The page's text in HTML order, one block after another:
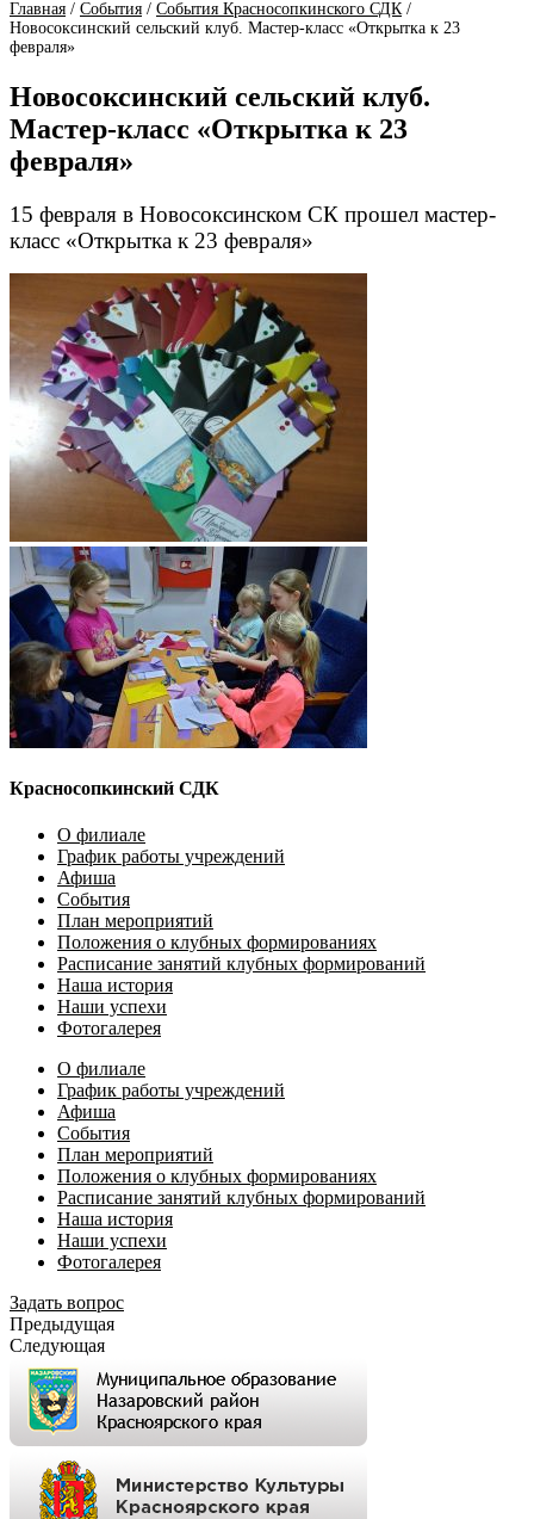
Главная / События / События Красносопкинского СДК /
Новосоксинский сельский клуб. Мастер-класс «Открытка к 23
февраля»
Новосоксинский сельский клуб.
Мастер-класс «Открытка к 23
февраля»
15 февраля в Новосоксинском СК прошел мастер-
класс «Открытка к 23 февраля»
Красносопкинский СДК
О филиале
График работы учреждений
Афиша
События
План мероприятий
Положения о клубных формированиях
Расписание занятий клубных формирований
Наша история
Наши успехи
Фотогалерея
О филиале
График работы учреждений
Афиша
События
План мероприятий
Положения о клубных формированиях
Расписание занятий клубных формирований
Наша история
Наши успехи
Фотогалерея
Задать вопрос
Предыдущая
Следующая